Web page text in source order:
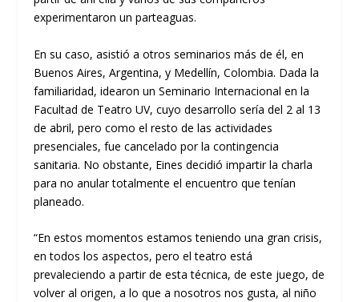
experimentaron un parteaguas.
En su caso, asistió a otros seminarios másde él,en
Buenos Aires, Argentina, y Medellín, Colombia. Dada la
familiaridad,idearon un Seminario Internacional en la
Facultad de Teatro UV,cuyo desarrollo sería del 2 al 13
de abril,perocomo el resto de las actividades
presenciales, fue cancelado por la contingencia
sanitaria. No obstante, Eines decidió impartir la charla
parano anular totalmente el encuentro que tenían
planeado.
“En estos momentos estamos teniendo una gran crisis,
en todos los aspectos, pero el teatro está
prevaleciendo a partir de esta técnica,de este juego, de
volver al origen, a lo que a nosotros nos gusta, al niño